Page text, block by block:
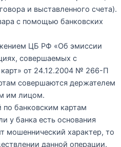
и выставленного счета).
с помощью банковских
ЦБ РФ «Об эмиссии
совершаемых с
от 24.12.2004 № 266-П
совершаются держателем
им лицом.
по банковским картам
у банка есть основания
мошеннический характер, то
данной операции.